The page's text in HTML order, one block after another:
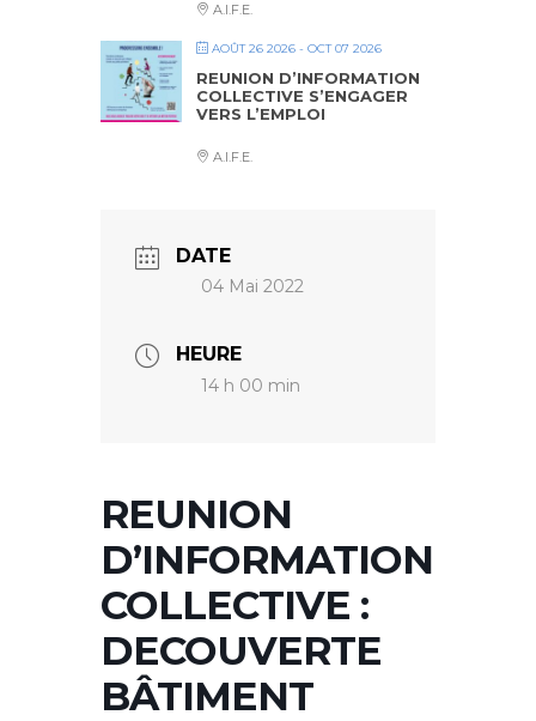
A.I.F.E.
AOÛT 26 2026 - OCT 07 2026
REUNION D’INFORMATION
COLLECTIVE S’ENGAGER
VERS L’EMPLOI
A.I.F.E.
DATE
04 Mai 2022
HEURE
14 h 00 min
REUNION
D’INFORMATION
COLLECTIVE :
DECOUVERTE
BÂTIMENT